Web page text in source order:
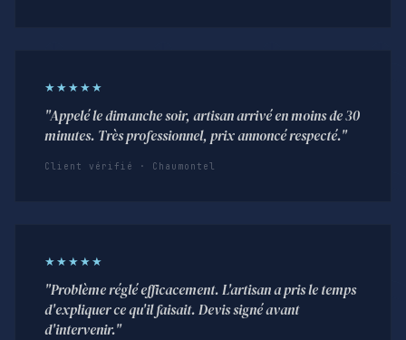
★★★★★
"Appelé le dimanche soir, artisan arrivé en moins de 30
minutes. Très professionnel, prix annoncé respecté."
Client vérifié · Chaumontel
★★★★★
"Problème réglé efficacement. L'artisan a pris le temps
d'expliquer ce qu'il faisait. Devis signé avant
d'intervenir."